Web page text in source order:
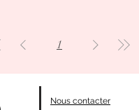
1
Nous contacter